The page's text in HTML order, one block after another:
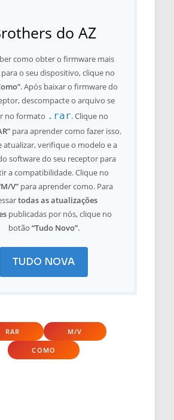
do AZ
como obter o firmware mais
o seu dispositivo, clique no
. Após baixar o firmware do
descompacte o arquivo se
no formato .rar. Clique no
para aprender como fazer isso.
atualizar, verifique o modelo e a
software do seu receptor para
a compatibilidade. Clique no
V” para aprender como. Para
todas as atualizações
publicadas por nós, clique no
botão “Tudo Novo”.
TUDO NOVA
RAR M/V
COMO